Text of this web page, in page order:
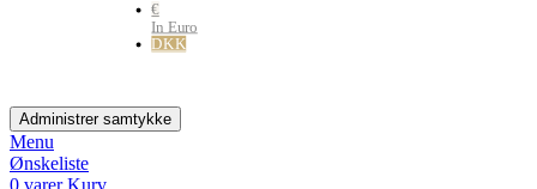
€
In Euro
DKK
Administrer samtykke
Menu
Ønskeliste